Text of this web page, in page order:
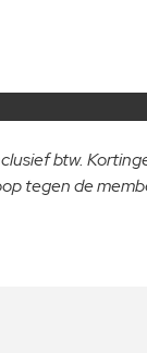
btw.
tegen de